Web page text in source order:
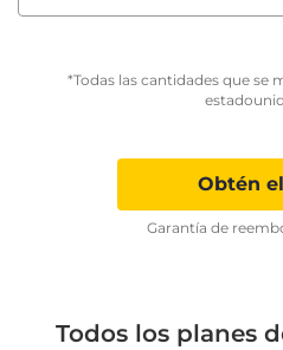
*Todas las cantidades que se
Obtén
Garantía de
Todos los planes